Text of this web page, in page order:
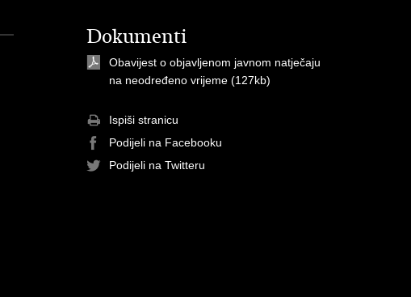
Dokumenti
Obavijest o objavljenom javnom natječaju
na neodređeno vrijeme (127kb)
Ispiši stranicu
Podijeli na Facebooku
Podijeli na Twitteru